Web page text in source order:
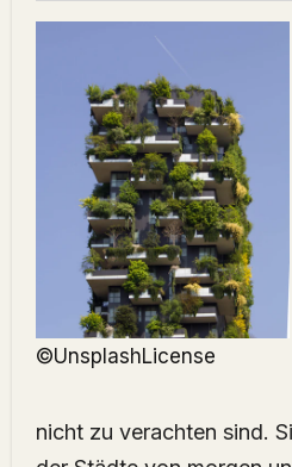
©UnsplashLicense
nicht zu verachten sind.